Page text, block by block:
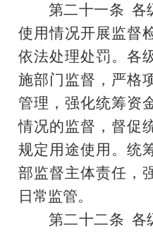
第二十一条 各
使用情况开展监督
依法处理处罚。各
施部门监督，严格
管理，强化统筹资
情况的监督，督促
规定用途使用。统
部监督主体责任，
日常监管。
第二十二条 各